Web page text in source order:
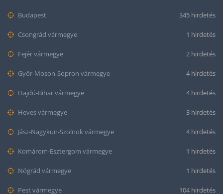
Budapest 345 hirdetés
Csongrád vármegye 1 hirdetés
Fejér vármegye 2 hirdetés
Győr-Moson-Sopron vármegye 4 hirdetés
Hajdú-Bihar vármegye 4 hirdetés
Heves vármegye 3 hirdetés
Jász-Nagykun-Szolnok vármegye 4 hirdetés
Komárom-Esztergom vármegye 1 hirdetés
Nógrád vármegye 1 hirdetés
Pest vármegye 104 hirdetés